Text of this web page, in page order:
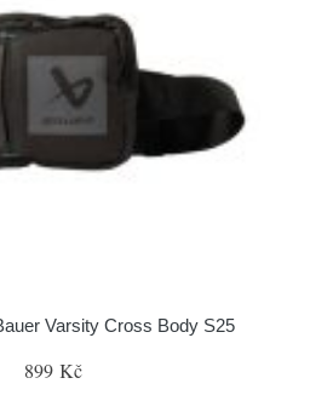
Varsity Cross Body S25
899 Kč